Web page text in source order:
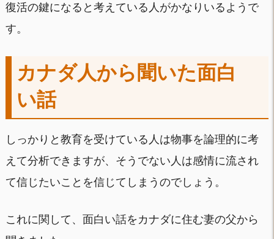
復活の鍵になると考えている人がかなりいるようで
す。
カナダ人から聞いた面白
い話
しっかりと教育を受けている人は物事を論理的に考
えて分析できますが、そうでない人は感情に流され
て信じたいことを信じてしまうのでしょう。
これに関して、面白い話をカナダに住む妻の父から